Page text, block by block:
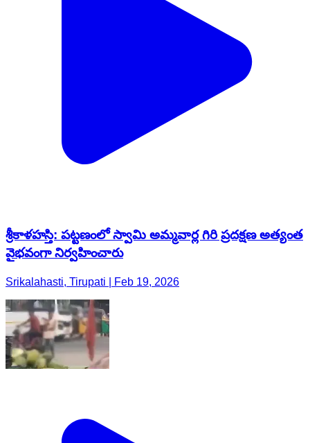
శ్రీకాళహస్తి: పట్టణంలో స్వామి అమ్మవార్ల గిరి ప్రదక్షణ అత్యంత
వైభవంగా నిర్వహించారు
Srikalahasti, Tirupati | Feb 19, 2026